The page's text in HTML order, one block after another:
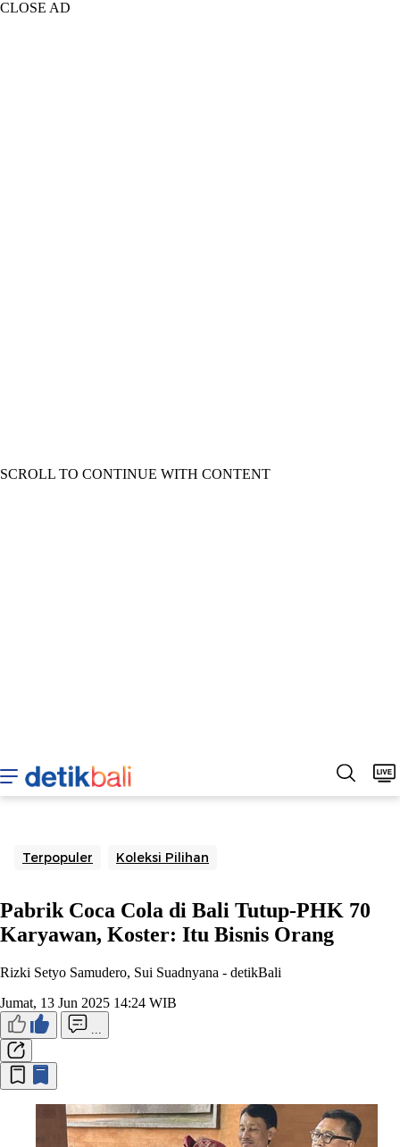
CLOSE AD
SCROLL TO CONTINUE WITH CONTENT
Home Berita Hukum & Kriminal
Terpopuler Koleksi Pilihan
Pabrik Coca Cola di Bali Tutup-PHK 70
Karyawan, Koster: Itu Bisnis Orang
Rizki Setyo Samudero, Sui Suadnyana - detikBali
Jumat, 13 Jun 2025 14:24 WIB